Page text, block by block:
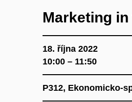
Marketing
18. října 2022
10:00 – 11:50
P312, Ekonomicko-